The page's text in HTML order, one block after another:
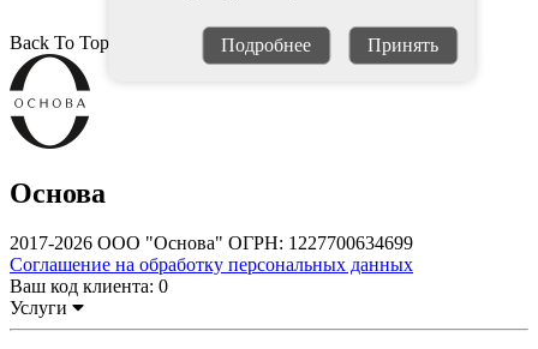
Back To Top
Основа
2017-2026 ООО "Основа" ОГРН: 1227700634699
Соглашение на обработку персональных данных
Ваш код клиента: 0
Услуги
Подробнее Принять